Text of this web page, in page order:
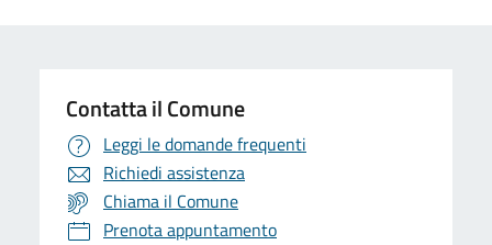
Contatta il Comune
Leggi le domande frequenti
Richiedi assistenza
Chiama il Comune
Prenota appuntamento